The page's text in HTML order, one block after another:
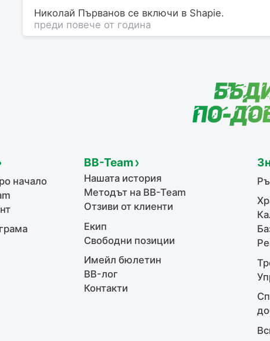
Николай Първановсе включи в Shapie.
преди повече от година
начало
BB-Team
Нашата история
Методът на BB-Team
Отзиви от клиенти
Екип
Свободни позиции
Имейл бюлетин
BB-лог
Контакти